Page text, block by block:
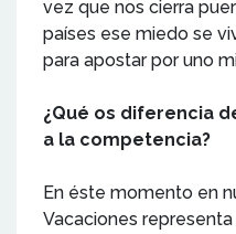
vez que nos cierra
países ese miedo se
para apostar por uno
¿Qué os diferencia
a la competencia?
En éste momento en
Vacaciones